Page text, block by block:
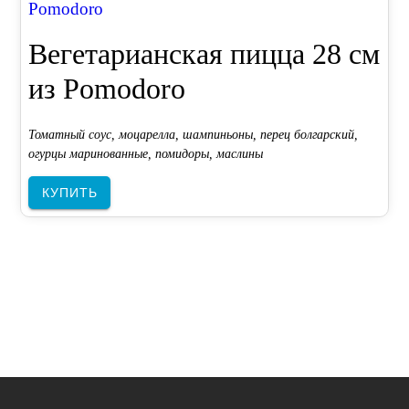
Pomodoro
Вегетарианская пицца 28 см
из Pomodoro
Томатный соус, моцарелла, шампиньоны, перец болгарский,
огурцы маринованные, помидоры, маслины
КУПИТЬ